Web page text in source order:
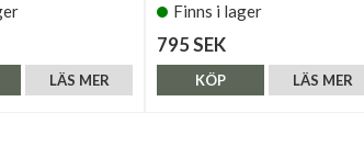
LÄS MER
Finns i lager
795 SEK
LÄS MER
KÖP